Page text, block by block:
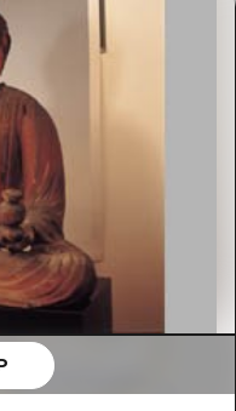
공식 가이드
Travel